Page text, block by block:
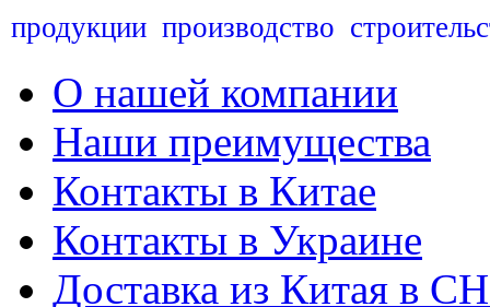
продукции производство
О нашей компании
Наши преимущества
Контакты в Китае
Контакты в Украине
Доставка из Китая в